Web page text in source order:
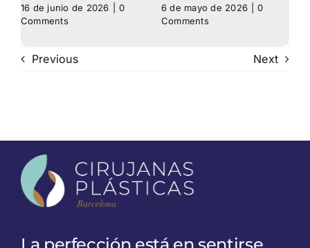
16 de junio de 2026
0
Comments
6 de mayo de 2026
0
Comments
Previous Next